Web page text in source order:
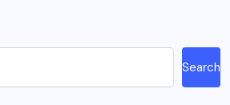
Search